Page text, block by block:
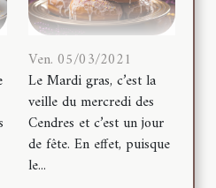
Ven. 05/03/2021
Le Mardi gras, c’est la
veille du mercredi des
Cendres et c’est un jour
de fête. En effet, puisque
le...